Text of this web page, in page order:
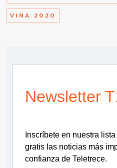
VINA 2020
Newsletter
Inscríbete en nuestra
gratis las noticias más
confianza de Teletrece.